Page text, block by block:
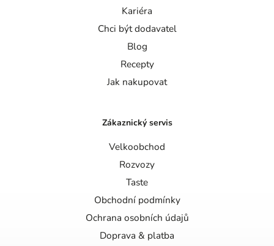
Kariéra
Chci být dodavatel
Blog
Recepty
Jak nakupovat
Zákaznický servis
Velkoobchod
Rozvozy
Taste
Obchodní podmínky
Ochrana osobních údajů
Doprava & platba